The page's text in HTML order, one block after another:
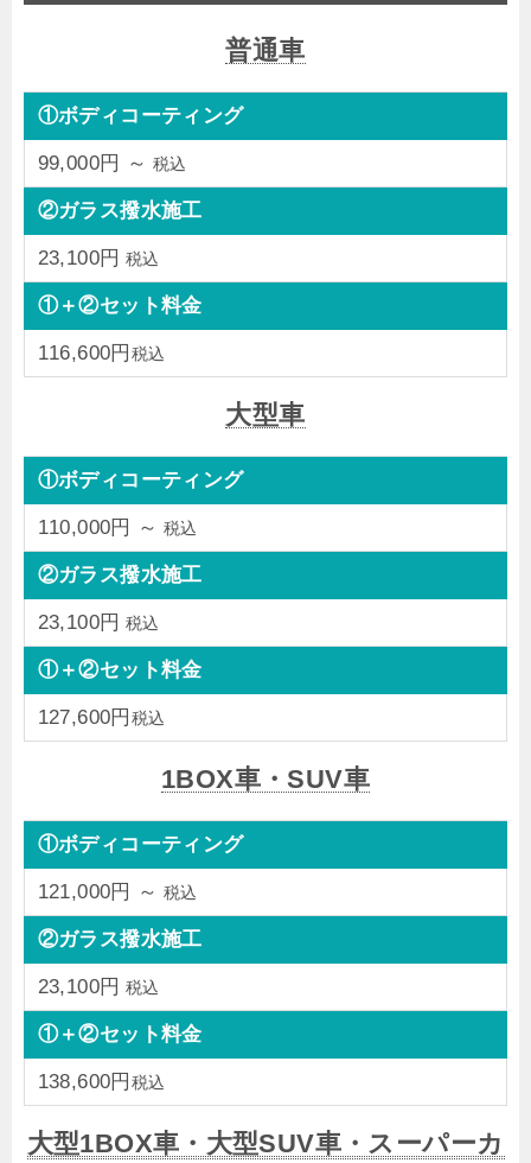
普通車
①ボディコーティング
99,000円 ～ 税込
②ガラス撥水施工
23,100円 税込
①＋②セット料金
116,600円 税込
大型車
①ボディコーティング
110,000円 ～ 税込
②ガラス撥水施工
23,100円 税込
①＋②セット料金
127,600円 税込
1BOX車・SUV車
①ボディコーティング
121,000円 ～ 税込
②ガラス撥水施工
23,100円 税込
①＋②セット料金
138,600円 税込
大型1BOX車・大型SUV車・スーパーカ